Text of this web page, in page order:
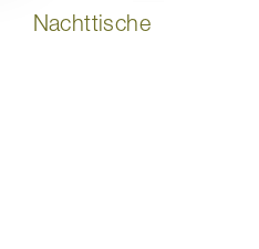
Nachttische